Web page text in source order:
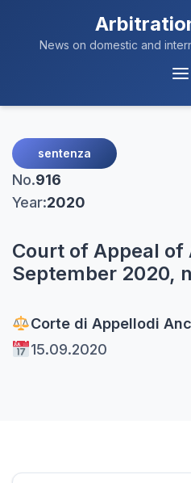
News on domestic and
sentenza
No.916
Year:2020
Court of Appeal of
September 2020,
Corte di Appellodi
15.09.2020